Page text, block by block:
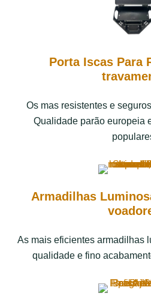
Porta Iscas Para
Os mas resistentes e
Qualidade parão europeia
Armadilhas
As mais eficientes armadilhas
qualidade e fino